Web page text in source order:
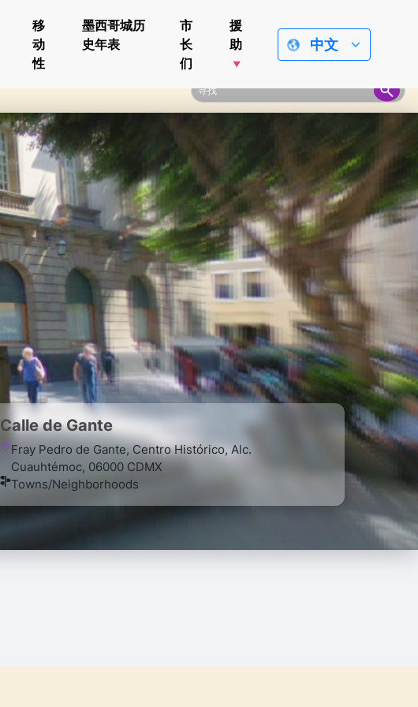
移
动
性
墨西哥城历
史年表
市
长
们
援
助
中文
Calle de Gante
Fray Pedro de Gante, Centro Histórico, Alc.
Cuauhtémoc, 06000 CDMX
Towns/Neighborhoods